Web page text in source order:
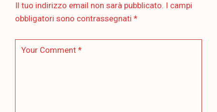
Il tuo indirizzo email non sarà pubblicato. I campi
obbligatori sono contrassegnati*